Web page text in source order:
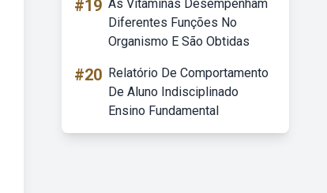
#19 As Vitaminas Desempenham
Diferentes Funções No
Organismo E São Obtidas
#20 Relatório De Comportamento
De Aluno Indisciplinado
Ensino Fundamental